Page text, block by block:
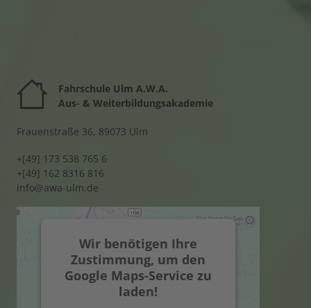
Fahrschule Ulm A.W.A.
Aus- & Weiterbildungsakademie
Frauenstraße 36, 89073 Ulm
+[49] 173 538 765 6
+[49] 162 8316 816
info@awa-ulm.de
Wir benötigen Ihre
Zustimmung, um den
Google Maps-Service zu
laden!